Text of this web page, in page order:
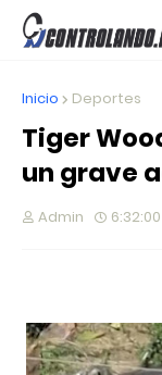
Inicio Deportes
Tiger
un grave
Admin 6:32:00